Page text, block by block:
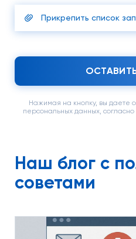
Прикрепить список
Нажимая на кнопку, вы даете
персональных данных,
Наш блог c
советами